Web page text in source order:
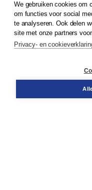
© 2026Koninklijke Boom
Bestellen
We gebruiken cookies om
om functies voor social
te analyseren. Ook delen
site met onze partners
Privacy- en